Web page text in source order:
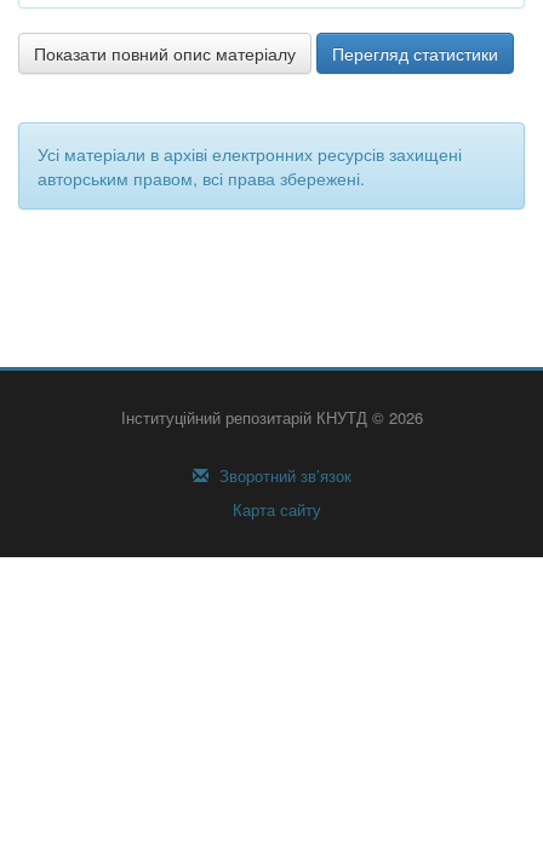
Показати повний опис матеріалу Перегляд статистики
Усі матеріали в архіві електронних ресурсів захищені
авторським правом, всі права збережені.
Інституційний репозитарій КНУТД © 2026
Зворотний зв’язок
Карта сайту